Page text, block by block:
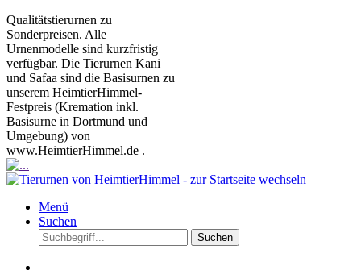
Qualitätstierurnen zu
Sonderpreisen. Alle
Urnenmodelle sind kurzfristig
verfügbar. Die Tierurnen Kani
und Safaa sind die Basisurnen zu
unserem HeimtierHimmel-
Festpreis (Kremation inkl.
Basisurne in Dortmund und
Umgebung) von
www.HeimtierHimmel.de .
Menü
Suchen
Suchen